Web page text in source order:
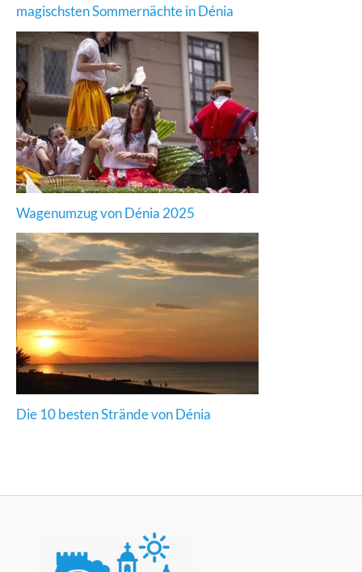
magischsten Sommernächte in Dénia
Wagenumzug von Dénia 2025
Die 10 besten Strände von Dénia